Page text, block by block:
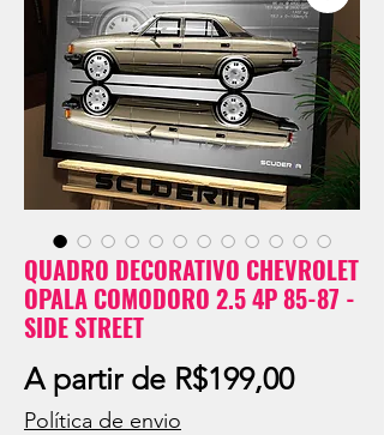
QUADRO DECORATIVO CHEVROLET
OPALA COMODORO 2.5 4P 85-87 -
SIDE STREET
A partir de R$199,00Preço
Política de envio